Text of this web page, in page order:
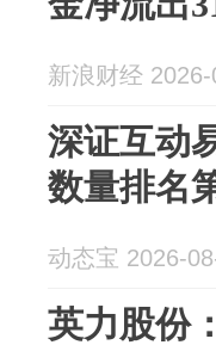
新浪财经
深证互动
数量排名
动态宝 2026-
英力股份